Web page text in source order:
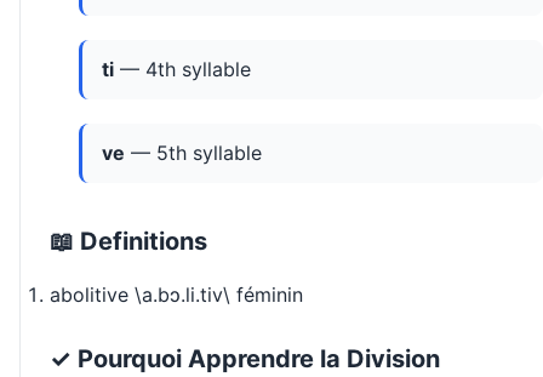
ti — 4th syllable
ve — 5th syllable
📖 Definitions
abolitive \a.bɔ.li.tiv\ féminin
✓ Pourquoi Apprendre la Division